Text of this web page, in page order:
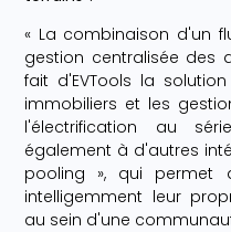
« La combinaison d'un
gestion centralisée des
fait d'EVTools la
immobiliers et les
l'électrification au
également à d'autres
pooling », qui permet
intelligemment leur
au sein d'une